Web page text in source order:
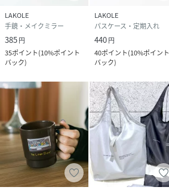
LAKOLE
手鏡・メイクミラー
385円
35ポイント(10%ポイント
バック)
LAKOLE
パスケース・定期入れ
440円
40ポイント(10%ポイント
バック)